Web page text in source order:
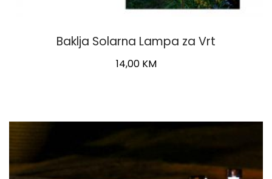
Baklja Solarna Lampa za Vrt
14,00 KM